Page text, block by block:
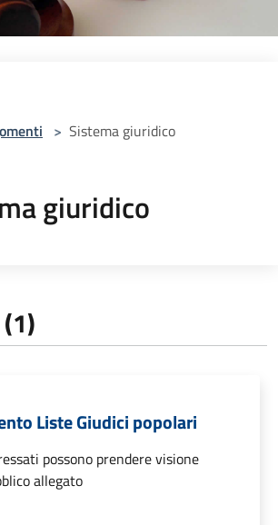
> Sistema giuridico
giuridico
Liste Giudici popolari
possono prendere visione
allegato